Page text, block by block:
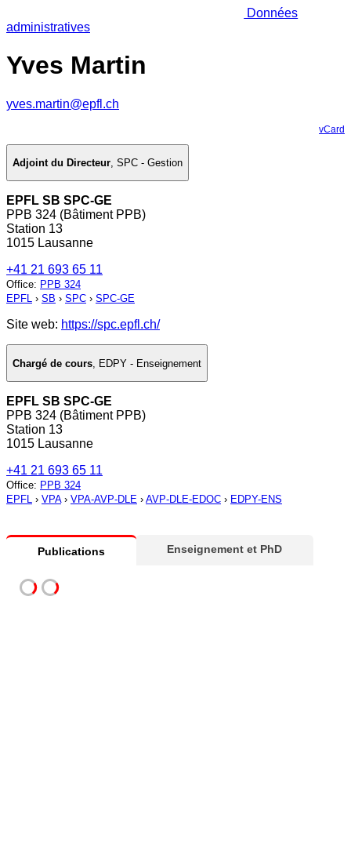
Données
administratives
Yves Martin
yves.martin@epfl.ch
vCard
Adjoint du Directeur, SPC - Gestion
EPFL SB SPC-GE
PPB 324 (Bâtiment PPB)
Station 13
1015 Lausanne
+41 21 693 65 11
Office: PPB 324
EPFL › SB › SPC › SPC-GE
Site web: https://spc.epfl.ch/
Chargé de cours EDPY - Enseignement
EPFL SB SPC-GE
PPB 324 (Bâtiment PPB)
Station 13
1015 Lausanne
+41 21 693 65 11
Office: PPB 324
EPFL › VPA› VPA-AVP-DLE › AVP-DLE-EDOC › EDPY-ENS
Publications Enseignement et PhD